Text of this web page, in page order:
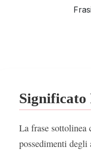
Significato
La frase
possedimenti